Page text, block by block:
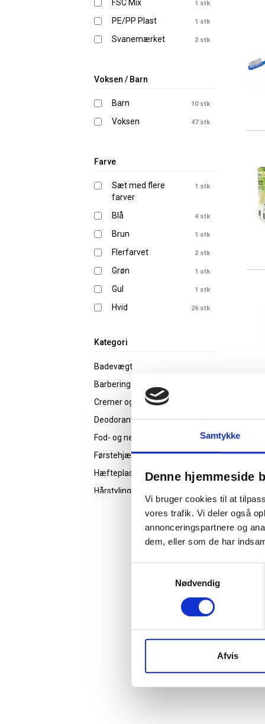
Samtykke
Denne hjemmeside
Vi bruger cookies til at
vores trafik. Vi deler også
annonceringspartnere og
dem, eller som de har
Nødvendig
Afvis
FSC Mix 1 stk
PE/PP Plast 1 stk
Svanemærket 2 stk
Voksen / Barn
Barn 10 stk
Voksen 47 stk
Farve
Sæt med flere
farver
1 stk
Blå 4 stk
Brun 1 stk
Flerfarvet 2 stk
Grøn 1 stk
Gul 1 stk
Hvid 26 stk
vandbaseret
Natur
Kategori
Badevægt
Barbering
Cremer og olie
Deodorant
Fod- og neglepleje
Førstehjælp
Hæfteplaster
Hårstyling
Hotel supplies
Sikkerhedsnåle